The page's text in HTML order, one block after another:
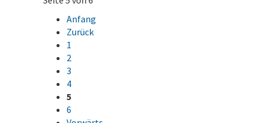
Anfang
Zurück
1
2
3
4
5
6